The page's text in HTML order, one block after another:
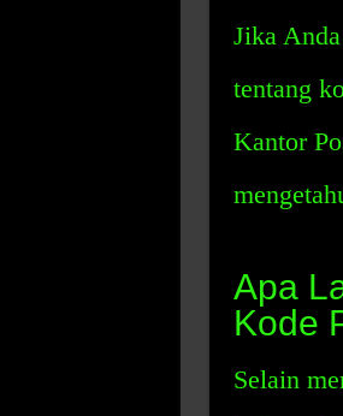
Jika
tentang
Kantor
Apa
Kode
Selain